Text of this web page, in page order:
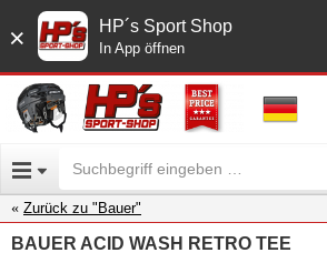
× HP´s Sport Shop
In App öffnen
Zurück zu "Bauer"
BAUER ACID WASH RETRO TEE